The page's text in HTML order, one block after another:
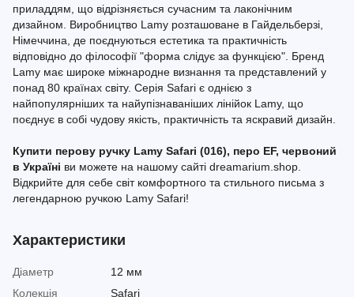
приладдям, що відрізняється сучасним та лаконічним
дизайном. Виробництво Lamy розташоване в Гайдельберзі,
Німеччина, де поєднуються естетика та практичність
відповідно до філософії "форма слідує за функцією". Бренд
Lamy має широке міжнародне визнання та представлений у
понад 80 країнах світу. Серія Safari є однією з
найпопулярніших та найупізнаваніших лінійок Lamy, що
поєднує в собі чудову якість, практичність та яскравий дизайн.
Купити перову ручку Lamy Safari (016), перо EF, червоний
в Україні ви можете на нашому сайті dreamarium.shop.
Відкрийте для себе світ комфортного та стильного письма з
легендарною ручкою Lamy Safari!
Характеристики
Діаметр
12 мм
Колекція
Safari